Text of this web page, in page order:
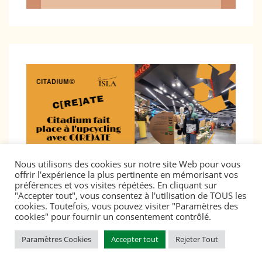
Citadium fait place à l’upcycling avec C(RE)ATE
Date
01/10/2021
Nous utilisons des cookies sur notre site Web pour vous
offrir l'expérience la plus pertinente en mémorisant vos
préférences et vos visites répétées. En cliquant sur
"Accepter tout", vous consentez à l'utilisation de TOUS les
cookies. Toutefois, vous pouvez visiter "Paramètres des
cookies" pour fournir un consentement contrôlé.
Paramètres Cookies Accepter tout Rejeter Tout